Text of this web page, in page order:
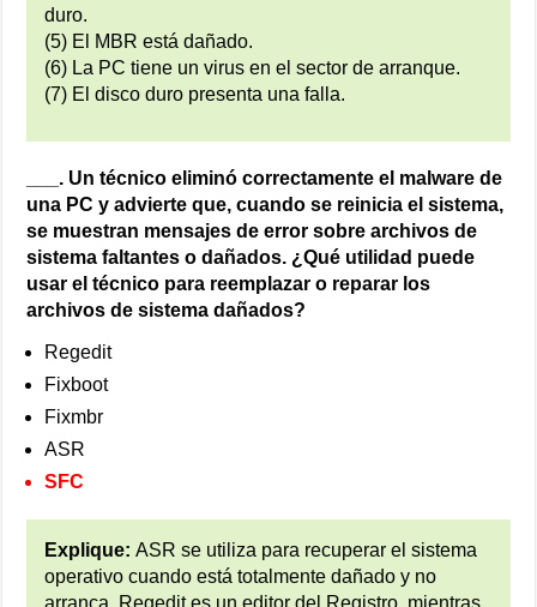
duro.
(5) El MBR está dañado.
(6) La PC tiene un virus en el sector de arranque.
(7) El disco duro presenta una falla.
___. Un técnico eliminó correctamente el malware de
una PC y advierte que, cuando se reinicia el sistema,
se muestran mensajes de error sobre archivos de
sistema faltantes o dañados. ¿Qué utilidad puede
usar el técnico para reemplazar o reparar los
archivos de sistema dañados?
Regedit
Fixboot
Fixmbr
ASR
SFC
Explique:ASR se utiliza para recuperar el sistema
operativo cuando está totalmente dañado y no
arranca. Regedit es un editor del Registro, mientras